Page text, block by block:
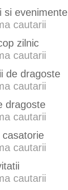
si evenimente
cautarii
zilnic
cautarii
de dragoste
cautarii
dragoste
cautarii
cautarii
cautarii